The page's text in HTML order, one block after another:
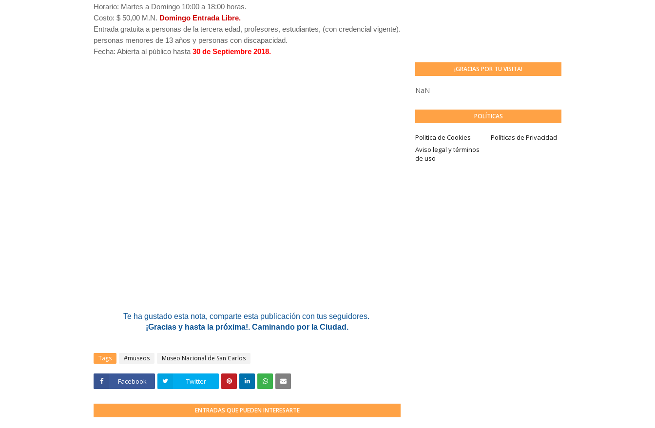
Horario: Martes a Domingo 10:00 a 18:00 horas.
Costo: $ 50,00 M.N. Domingo Entrada Libre.
Entrada gratuita a personas de la tercera edad, profesores, estudiantes, (con credencial vigente).
personas menores de 13 años y personas con discapacidad.
Fecha: Abierta al público hasta 30 de Septiembre 2018.
Te ha gustado esta nota, comparte esta publicación con tus seguidores.
¡Gracias y hasta la próxima!. Caminando por la Ciudad.
Tags #museos Museo Nacional de San Carlos
Facebook Twitter
ENTRADAS QUE PUEDEN INTERESARTE
¡GRACIAS POR TU VISITA!
NaN
POLÍTICAS
Politica de Cookies
Políticas de Privacidad
Aviso legal y términos
de uso